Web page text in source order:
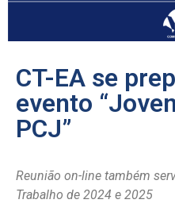
CT-EA se
evento
PCJ”
Reunião on-line também
Trabalho de 2024 e 2025